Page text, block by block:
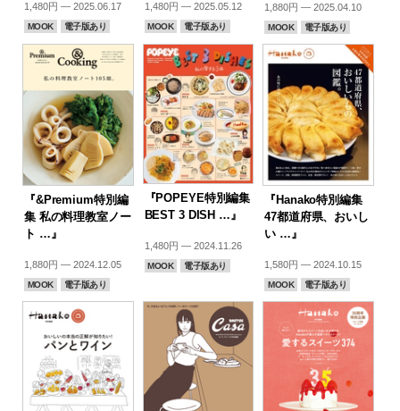
1,480円 — 2025.06.17
MOOK 電子版あり
1,480円 — 2025.05.12
MOOK 電子版あり
1,880円 — 2025.04.10
MOOK 電子版あり
『&Premium特別編
集 私の料理教室ノー
ト …』
1,880円 — 2024.12.05
MOOK 電子版あり
『POPEYE特別編集
BEST 3 DISH …』
1,480円 — 2024.11.26
MOOK 電子版あり
『Hanako特別編集
47都道府県、おいし
い …』
1,580円 — 2024.10.15
MOOK 電子版あり